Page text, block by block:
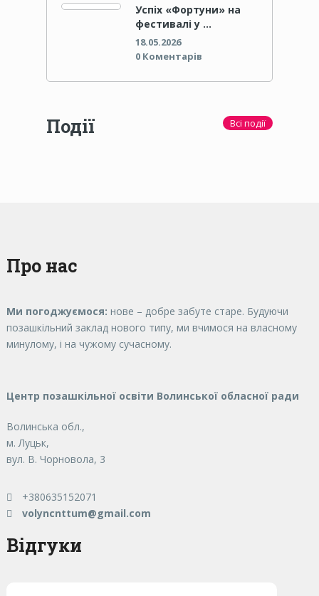
Успіх «Фортуни» на
фестивалі у …
18.05.2026
0 Коментарів
Події Всі події
Про нас
Ми погоджуємося: нове – добре забуте старе. Будуючи
позашкільний заклад нового типу, ми вчимося на власному
минулому, і на чужому сучасному.
Центр позашкільної освіти Волинської обласної ради
Волинська обл.,
м. Луцьк,
вул. В. Чорновола, 3
+380635152071
volyncnttum@gmail.com
Відгуки